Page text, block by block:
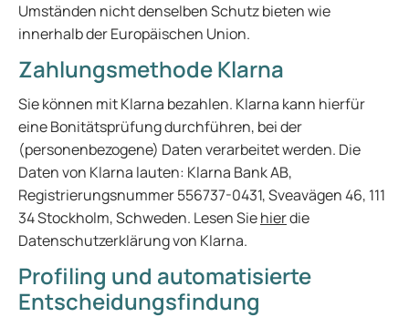
Umständen nicht denselben Schutz bieten wie
innerhalb der Europäischen Union.
Zahlungsmethode Klarna
Sie können mit Klarna bezahlen. Klarna kann hierfür
eine Bonitätsprüfung durchführen, bei der
(personenbezogene) Daten verarbeitet werden. Die
Daten von Klarna lauten: Klarna Bank AB,
Registrierungsnummer 556737-0431, Sveavägen 46, 111
34 Stockholm, Schweden. Lesen Siehierdie
Datenschutzerklärung von Klarna.
Profiling und automatisierte
Entscheidungsfindung